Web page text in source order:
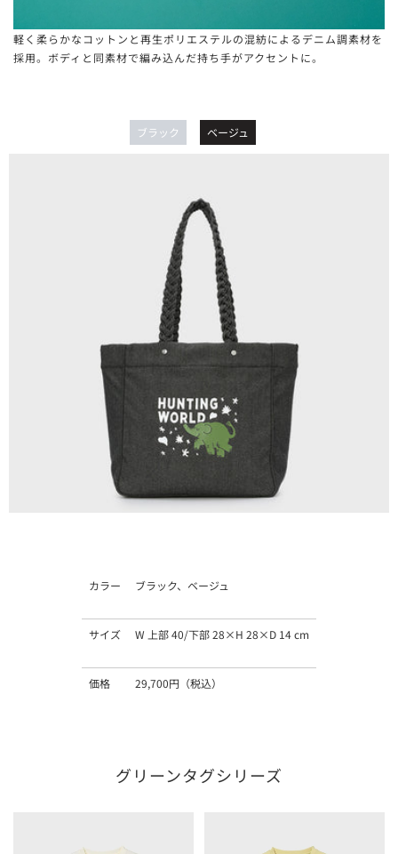
軽く柔らかなコットンと再生ポリエステルの混紡によるデニム調素材を
採用。ボディと同素材で編み込んだ持ち手がアクセントに。
ブラック ベージュ
カラー ブラック、ベージュ
サイズ W 上部 40/下部 28×H 28×D 14 cm
価格 29,700円（税込）
グリーンタグシリーズ